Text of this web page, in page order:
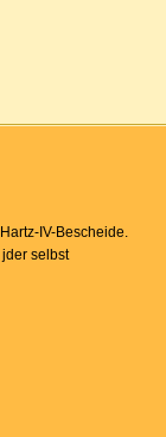
IV-Bescheide.
selbst